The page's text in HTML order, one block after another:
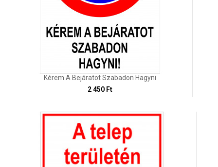
Kérem A Bejáratot Szabadon Hagyni
2 450 Ft